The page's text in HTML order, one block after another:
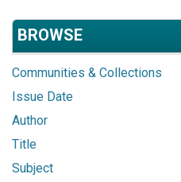
BROWSE
Communities & Collections
Issue Date
Author
Title
Subject